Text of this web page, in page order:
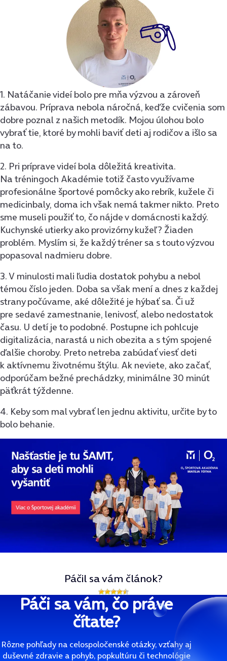
1. Natáčanie videí bolo pre mňa výzvou a zároveň
zábavou. Príprava nebola náročná, keďže cvičenia som
dobre poznal z našich metodík. Mojou úlohou bolo
vybrať tie, ktoré by mohli baviť deti aj rodičov a išlo sa
na to.
2. Pri príprave videí bola dôležitá kreativita.
Na tréningoch Akadémie totiž často využívame
profesionálne športové pomôcky ako rebrík, kužele či
medicinbaly, doma ich však nemá takmer nikto. Preto
sme museli použiť to, čo nájde v domácnosti každý.
Kuchynské utierky ako provizórny kužeľ? Žiaden
problém. Myslím si, že každý tréner sa s touto výzvou
popasoval nadmieru dobre.
3. V minulosti mali ľudia dostatok pohybu a nebol
témou číslo jeden. Doba sa však mení a dnes z každej
strany počúvame, aké dôležité je hýbať sa. Či už
pre sedavé zamestnanie, lenivosť, alebo nedostatok
času. U detí je to podobné. Postupne ich pohlcuje
digitalizácia, narastá u nich obezita a s tým spojené
ďalšie choroby. Preto netreba zabúdať viesť deti
k aktívnemu životnému štýlu. Ak neviete, ako začať,
odporúčam bežné prechádzky, minimálne 30 minút
päťkrát týždenne.
4. Keby som mal vybrať len jednu aktivitu, určite by to
bolo behanie.
Páčil sa vám článok?
Páči sa vám, čo práve
čítate?
Rôzne pohľady na celospoločenské otázky, vzťahy aj
duševné zdravie a pohyb, popkultúru či technológie